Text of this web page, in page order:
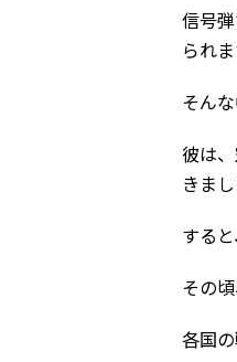
信号
られま
そん
彼は
きまし
する
その
各国